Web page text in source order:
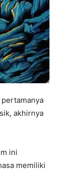
akhirnya
ini
memiliki